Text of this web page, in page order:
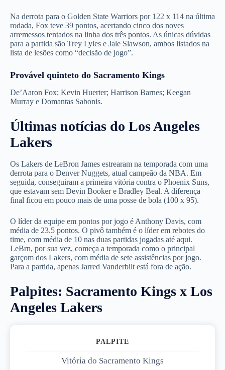
Na derrota para o Golden State Warriors por 122 x 114 na última
rodada, Fox teve 39 pontos, acertando cinco dos noves
arremessos tentados na linha dos três pontos. As únicas dúvidas
para a partida são Trey Lyles e Jale Slawson, ambos listados na
lista de lesões como “decisão de jogo”.
Provável quinteto do Sacramento Kings
De’Aaron Fox; Kevin Huerter; Harrison Barnes; Keegan
Murray e Domantas Sabonis.
Últimas notícias do Los Angeles
Lakers
Os Lakers de LeBron James estrearam na temporada com uma
derrota para o Denver Nuggets, atual campeão da NBA. Em
seguida, conseguiram a primeira vitória contra o Phoenix Suns,
que estavam sem Devin Booker e Bradley Beal. A diferença
final ficou em pouco mais de uma posse de bola (100 x 95).
O líder da equipe em pontos por jogo é Anthony Davis, com
média de 23.5 pontos. O pivô também é o líder em rebotes do
time, com média de 10 nas duas partidas jogadas até aqui.
LeBrn, por sua vez, começa a temporada como o principal
garçom dos Lakers, com média de sete assistências por jogo.
Para a partida, apenas Jarred Vanderbilt está fora de ação.
Palpites: Sacramento Kings x Los
Angeles Lakers
Vitória do Sacramento Kings